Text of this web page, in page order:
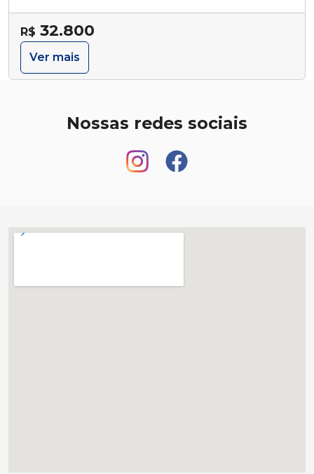
R$ 32.800
Ver mais
Nossas redes sociais